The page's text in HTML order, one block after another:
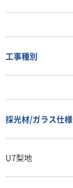
工事種別
採光材/ガラス仕様
U7梨地